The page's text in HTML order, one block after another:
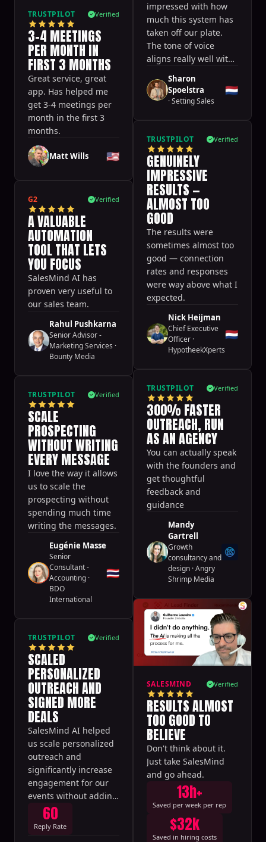
TRUSTPILOT Verified
3-4 MEETINGS
PER MONTH IN
FIRST 3 MONTHS
Great service, great
app. Has helped me
get 3-4 meetings per
month in the first 3
months.
Matt Wills 🇺🇸
G2 Verified
A VALUABLE
AUTOMATION
TOOL THAT LETS
YOU FOCUS
SalesMind AI has
proven very useful to
our sales team.
Rahul Pushkarna
Senior Advisor -
Marketing Services ·
Bounty Media
TRUSTPILOT Verified
SCALE
PROSPECTING
WITHOUT WRITING
EVERY MESSAGE
I love the way it allows
us to scale the
prospecting without
spending much time
writing the messages.
Eugénie Masse
Senior
Consultant -
Accounting ·
BDO
International
🇹🇭
TRUSTPILOT Verified
SCALED
PERSONALIZED
OUTREACH AND
SIGNED MORE
DEALS
SalesMind AI helped
us scale personalized
outreach and
significantly increase
engagement for our
events without adding
headcount.
60
Reply Rate
impressed with how
much this system has
taken off our plate.
The tone of voice
aligns really well with
feel forced or salesy.
Sharon
Spoelstra
·Setting Sales
🇳🇱
TRUSTPILOT Verified
GENUINELY
IMPRESSIVE
RESULTS —
ALMOST TOO
GOOD
The results were
sometimes almost too
good — connection
rates and responses
were way above what I
expected.
Nick Heijman
Chief Executive
Officer ·
HypotheekXperts
🇳🇱
TRUSTPILOT Verified
300% FASTER
OUTREACH, RUN
AS AN AGENCY
You can actually speak
with the founders and
get thoughtful
feedback and
guidance
Mandy
Gartrell
Growth
consultancy and
design ·Angry
Shrimp Media
SALESMIND Verified
RESULTS ALMOST
TOO GOOD TO
BELIEVE
Don't think about it.
Just take SalesMind
and go ahead.
13h+
Saved per week per rep
$32k
Saved in hiring costs